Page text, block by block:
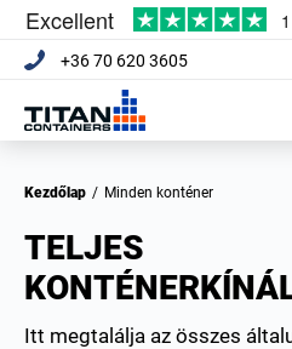
+36 70 620 3605
Kezdőlap / Minden konténer
TELJES
Itt megtalálja az összes